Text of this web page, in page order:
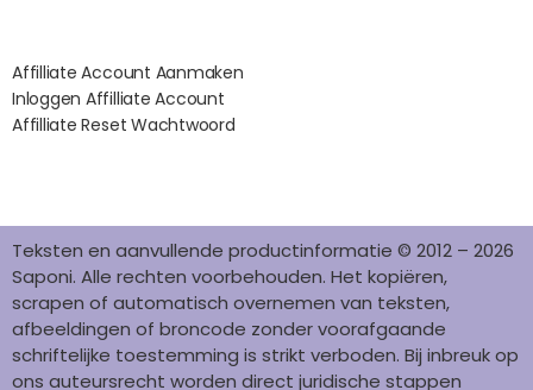
Affilliate Account Aanmaken
Inloggen Affilliate Account
Affilliate Reset Wachtwoord
Teksten en aanvullende productinformatie © 2012 – 2026
Saponi. Alle rechten voorbehouden. Het kopiëren,
scrapen of automatisch overnemen van teksten,
afbeeldingen of broncode zonder voorafgaande
schriftelijke toestemming is strikt verboden. Bij inbreuk op
ons auteursrecht worden direct juridische stappen